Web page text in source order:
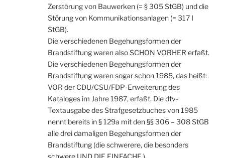
Zerstörung von Bauwerken (= § 305 StGB) und die
Störung von Kommunikationsanlagen (= 317 I
StGB).
Die verschiedenen Begehungsformen der
Brandstiftung waren also SCHON VORHER erfaßt.
Die verschiedenen Begehungsformen der
Brandstiftung waren sogar schon 1985, das heißt:
VOR der CDU/CSU/FDP-Erweiterung des
Kataloges im Jahre 1987, erfaßt. Die dtv-
Textausgabe des Strafgesetzbuches von 1985
nennt bereits in § 129a mit den §§ 306 – 308 StGB
alle drei damaligen Begehungsformen der
Brandstiftung (die schwerere, die besonders
schwere UND DIE EINFACHE.).